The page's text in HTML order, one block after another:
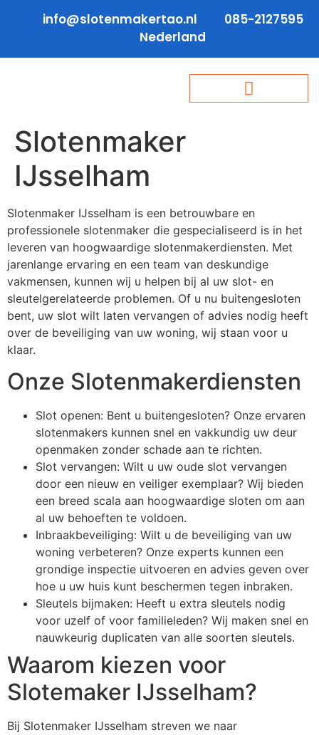
info@slotenmakertao.nl
085-2127595
Nederland
Slotenmaker
IJsselham
Slotenmaker IJsselham is een betrouwbare en
professionele slotenmaker die gespecialiseerd is in het
leveren van hoogwaardige slotenmakerdiensten. Met
jarenlange ervaring en een team van deskundige
vakmensen, kunnen wij u helpen bij al uw slot- en
sleutelgerelateerde problemen. Of u nu buitengesloten
bent, uw slot wilt laten vervangen of advies nodig heeft
over de beveiliging van uw woning, wij staan voor u
klaar.
Onze Slotenmakerdiensten
Slot openen: Bent u buitengesloten? Onze ervaren
slotenmakers kunnen snel en vakkundig uw deur
openmaken zonder schade aan te richten.
Slot vervangen: Wilt u uw oude slot vervangen
door een nieuw en veiliger exemplaar? Wij bieden
een breed scala aan hoogwaardige sloten om aan
al uw behoeften te voldoen.
Inbraakbeveiliging: Wilt u de beveiliging van uw
woning verbeteren? Onze experts kunnen een
grondige inspectie uitvoeren en advies geven over
hoe u uw huis kunt beschermen tegen inbraken.
Sleutels bijmaken: Heeft u extra sleutels nodig
voor uzelf of voor familieleden? Wij maken snel en
nauwkeurig duplicaten van alle soorten sleutels.
Waarom kiezen voor
Slotemaker IJsselham?
Bij Slotenmaker IJsselham streven we naar